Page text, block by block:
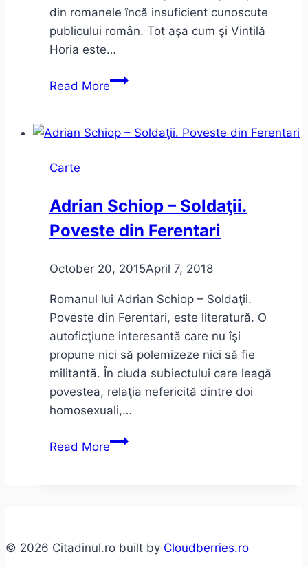
din romanele încă insuficient cunoscute
publicului român. Tot aşa cum şi Vintilă
Horia este…
Read MoreDumnezeu
născut
Vintilă
Horia
Carte
Adrian Schiop – Soldaţii.
Poveste din Ferentari
October 20, 2015April 7, 2018
Romanul lui Adrian Schiop – Soldaţii.
Poveste din Ferentari, este literatură. O
autoficţiune interesantă care nu îşi
propune nici să polemizeze nici să fie
militantă. În ciuda subiectului care leagă
povestea, relaţia nefericită dintre doi
homosexuali,…
Read MoreAdrian
Ferentari
© 2026 Citadinul.ro built by Cloudberries.ro